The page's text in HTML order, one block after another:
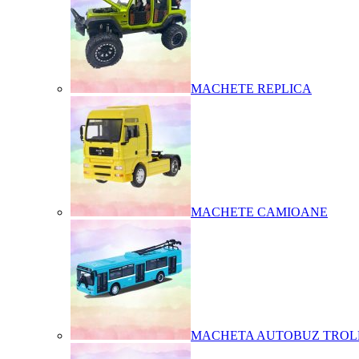
MACHETE REPLICA
MACHETE CAMIOANE
MACHETA AUTOBUZ